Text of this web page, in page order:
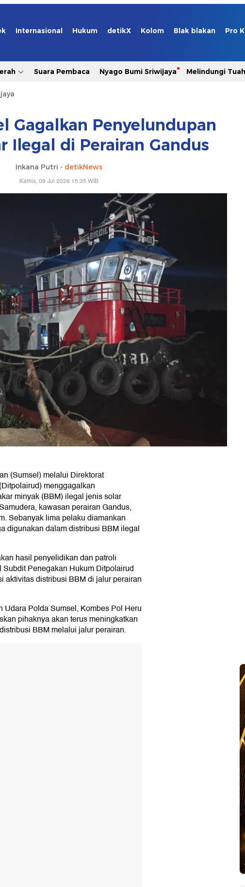
Internasional Hukum detikX Kolom Blak blakan Pro
Suara Pembaca Nyago Bumi Sriwijaya Melindungi
Gagalkan Penyelundupan
Ilegal di Perairan Gandus
Inkana Putri - detikNews
Kamis, 09 Jul 2026 15:35 WIB
(Sumsel) melalui Direktorat
menggagalkan
minyak (BBM) ilegal jenis solar
kawasan perairan Gandus,
Sebanyak lima pelaku diamankan
digunakan dalam distribusi BBM ilegal
hasil penyelidikan dan patroli
Penegakan Hukum Ditpolairud
aktivitas distribusi BBM di jalur perairan
Polda Sumsel, Kombes Pol Heru
pihaknya akan terus meningkatkan
BBM melalui jalur perairan.